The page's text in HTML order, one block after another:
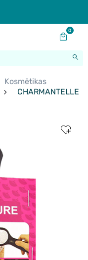
0
Kosmētikas
CHARMANTELLE